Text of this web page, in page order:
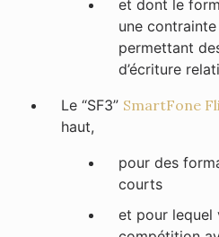
et dont le
une
permettant
d’écriture
Le “SF3” SmartFone
haut,
pour des
courts
et pour lequel